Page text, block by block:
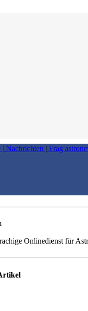
| Nachrichten | Frag
Onlinedienst für